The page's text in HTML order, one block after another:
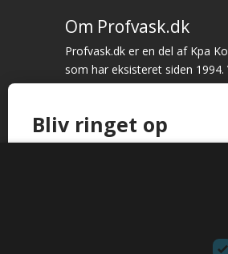
Om Profvask.dk
Profvask.dk er en del af Kpa
som har eksisteret siden 1994.
sund økonomi og rødderne
nøgleord der gennemsyrer vores
forretning.
Bliv ringet op